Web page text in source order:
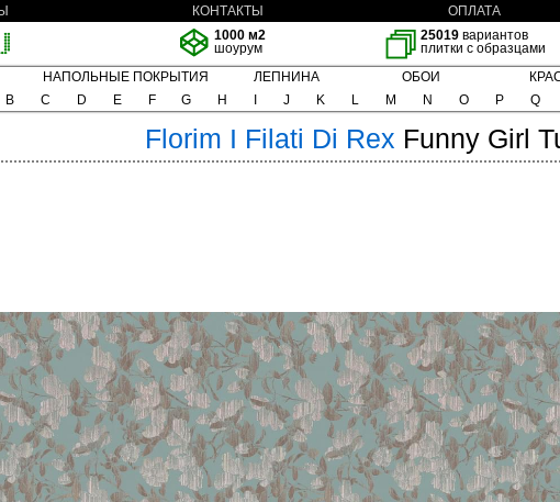
КОНТАКТЫ ОПЛАТА
1000 м2
шоурум
25019 вариантов
плитки с образцами
НАПОЛЬНЫЕ ПОКРЫТИЯ ЛЕПНИНА ОБОИ
B C D E F G H J K L M N O P Q
Florim I Filati Di Rex Funny Girl